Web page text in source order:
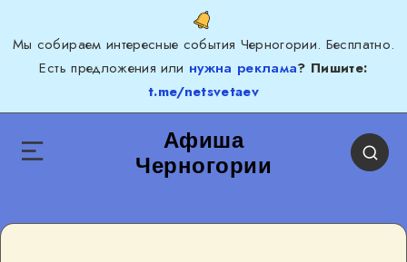
Мы собираем интересные события Черногории. Бесплатно.
Есть предложения или нужна реклама? Пишите:
t.me/netsvetaev
Афиша
Черногории